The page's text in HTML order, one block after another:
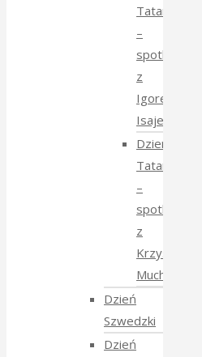
Tatarski
–
spotkanie
z
Igorem
Isajewem
Dzien
Tatarski
–
spotkanie
z
Krzysztofem
Mucharskim
Dzień
Szwedzki
Dzień